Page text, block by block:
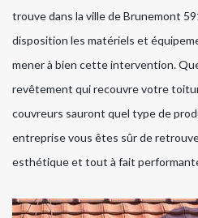
trouve dans la ville de Brunemont
disposition les matériels et
mener à bien cette intervention.
revêtement qui recouvre votre
couvreurs sauront quel type de
entreprise vous êtes sûr de
esthétique et tout à fait